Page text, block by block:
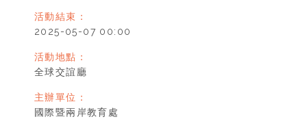
活動結束：
2025-05-07 00:00
活動地點：
全球交誼廳
主辦單位：
國際暨兩岸教育處